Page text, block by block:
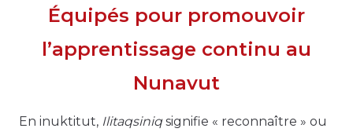
Équipés pour promouvoir
l’apprentissage continu au
Nunavut
En inuktitut, Ilitaqsiniqsignifie « reconnaître » ou